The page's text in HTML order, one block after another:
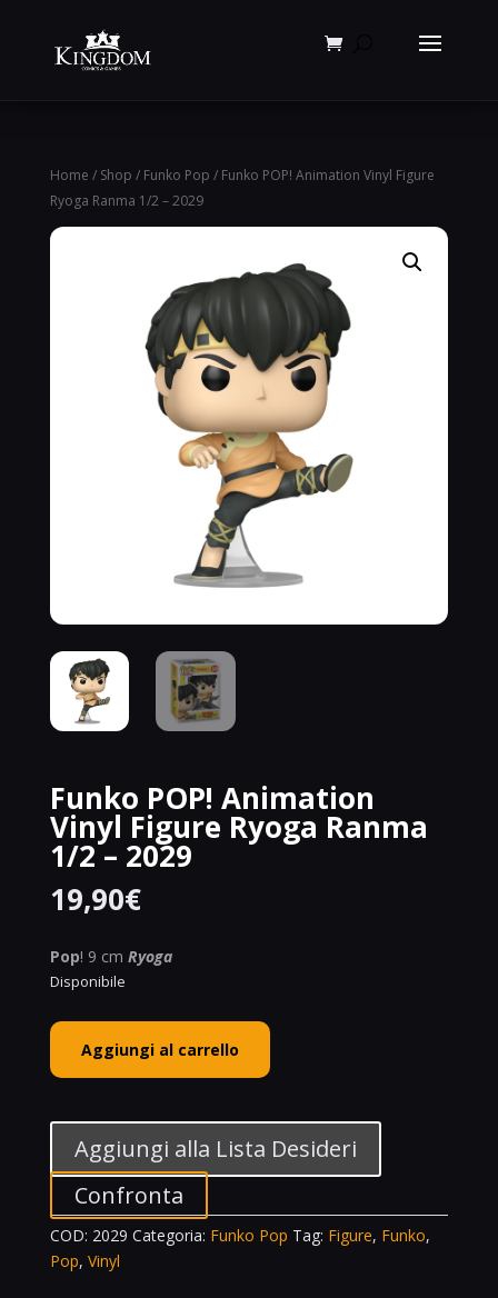
Home / Shop / Funko Pop / Funko POP! Animation Vinyl Figure
Ryoga Ranma 1/2 – 2029
Funko POP! Animation
Vinyl Figure Ryoga Ranma
1/2 – 2029
19,90€
Pop! 9 cm Ryoga
Disponibile
Funko
POP!
Animation
Ryoga
Ranma
1/2
-
2029
Aggiungi al carrello
Aggiungi alla Lista Desideri
Confronta
COD: 2029 Categoria: Funko Pop Tag: Figure, Funko,
Pop, Vinyl